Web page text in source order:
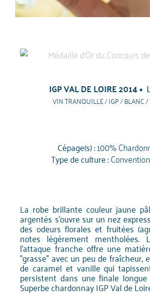
IGP VAL DE LOIRE 2014
VIN TRANQUILLE / IGP / BLANC /
Cépage(s) :100%
Type de culture :
La robe brillante couleur jaune
argentés s'ouvre sur un nez
des odeurs florales et fruitées
notes légèrement mentholées.
l'attaque franche offre une
"grasse" avec un peu de fraîcheur,
de caramel et vanille qui
persistent dans une finale
Superbe chardonnay IGP Val de